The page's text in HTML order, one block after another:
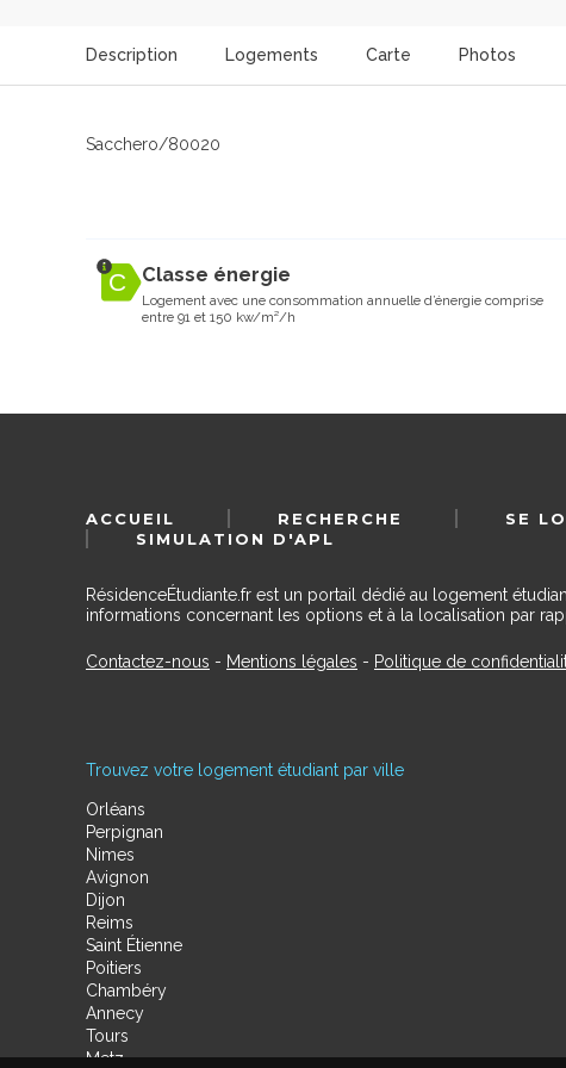
Description Logements Carte Photos
Sacchero/80020
Classe énergie
Logement avec une consommation annuelle d’énergie comprise
entre 91 et 150 kw/m²/h
ACCUEIL RECHERCHE SE
SIMULATION D'APL
RésidenceÉtudiante.fr est un portail dédié au logement
informations concernant les options et à la localisation par
Contactez-nous - Mentions légales - Politique de
Trouvez votre logement étudiant par ville
Orléans
Perpignan
Nimes
Avignon
Dijon
Reims
Saint Étienne
Poitiers
Chambéry
Annecy
Tours
Metz